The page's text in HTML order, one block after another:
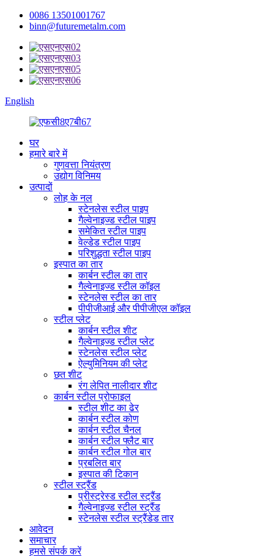
0086 13501001767
binn@futuremetalm.com
English
घर
हमारे बारे में
गुणवत्ता नियंत्रण
उद्योग विनिमय
उत्पादों
लोह के नल
स्टेनलेस स्टील पाइप
गैल्वेनाइज्ड स्टील पाइप
समेकित स्टील पाइप
वेल्डेड स्टील पाइप
परिशुद्धता स्टील पाइप
इस्पात का तार
कार्बन स्टील का तार
गैल्वेनाइज्ड स्टील कॉइल
स्टेनलेस स्टील का तार
पीपीजीआई और पीपीजीएल कॉइल
स्टील प्लेट
कार्बन स्टील शीट
गैल्वेनाइज्ड स्टील प्लेट
स्टेनलेस स्टील प्लेट
ऐल्युमिनियम की प्लेट
छत शीट
रंग लेपित नालीदार शीट
कार्बन स्टील प्रोफाइल
स्टील शीट का ढेर
कार्बन स्टील कोण
कार्बन स्टील चैनल
कार्बन स्टील फ्लैट बार
कार्बन स्टील गोल बार
प्रबलित बार
इस्पात की टिकान
स्टील स्ट्रैंड
प्रीस्ट्रेस्ड स्टील स्ट्रैंड
गैल्वेनाइज्ड स्टील स्ट्रैंड
स्टेनलेस स्टील स्ट्रैंडेड तार
आवेदन
समाचार
हमसे संपर्क करें